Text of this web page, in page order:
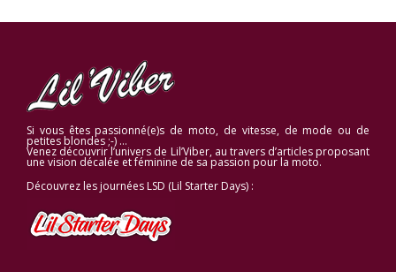
Si vous êtes passionné(e)s de moto, de vitesse, de mode ou de
petites blondes ;-) …
Venez découvrir l’univers de Lil’Viber, au travers d’articles proposant
une vision décalée et féminine de sa passion pour la moto.
Découvrez les journées LSD (Lil Starter Days) :